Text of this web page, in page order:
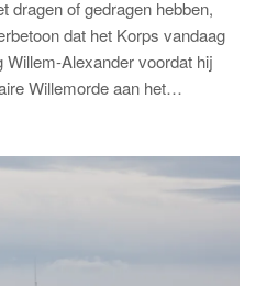
dragen of gedragen hebben,
dat het Korps vandaag
Willem-Alexander voordat hij
Willemorde aan het…